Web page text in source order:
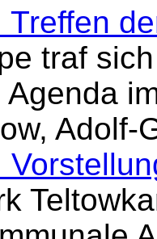
Treffen
traf
Adolf-